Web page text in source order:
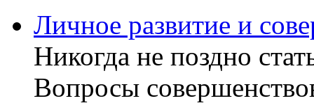
Личное развитие и
Никогда не поздно
Вопросы